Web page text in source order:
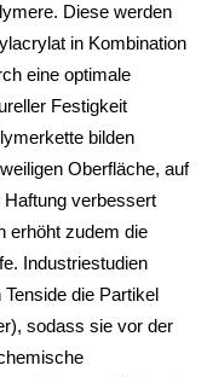
Diese werden
in Kombination
eine optimale
Festigkeit
bilden
Oberfläche, auf
verbessert
erhöht zudem die
Industriestudien
die Partikel
sodass sie vor der